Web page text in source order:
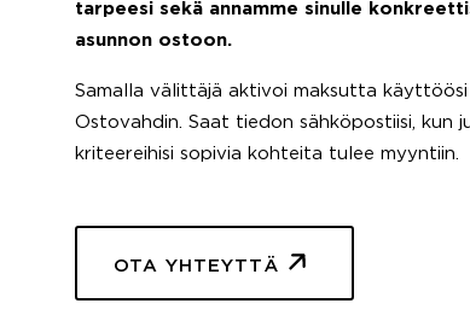
tarpeesi sekä annamme sinulle
asunnon ostoon.
Samalla välittäjä aktivoi maksutta käyttöösi
Ostovahdin. Saat tiedon sähköpostiisi, kun
kriteereihisi sopivia kohteita tulee myyntiin.
OTA YHTEYTTÄ